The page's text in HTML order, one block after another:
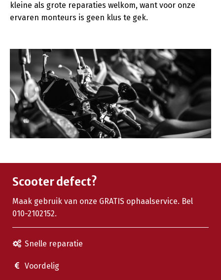
kleine als grote reparaties welkom, want voor onze
ervaren monteurs is geen klus te gek.
Scooter defect?
Maak gebruik van onze GRATIS ophaalservice. Bel
010-2102152.
Snelle reparatie
Voordelig